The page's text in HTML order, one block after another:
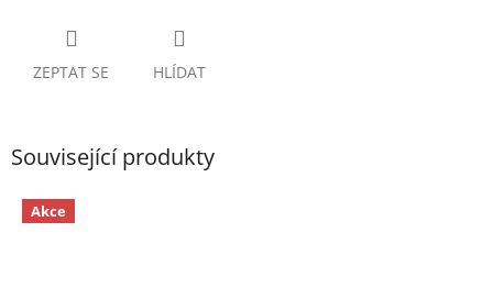
ZEPTAT SE HLÍDAT
Související produkty
Akce